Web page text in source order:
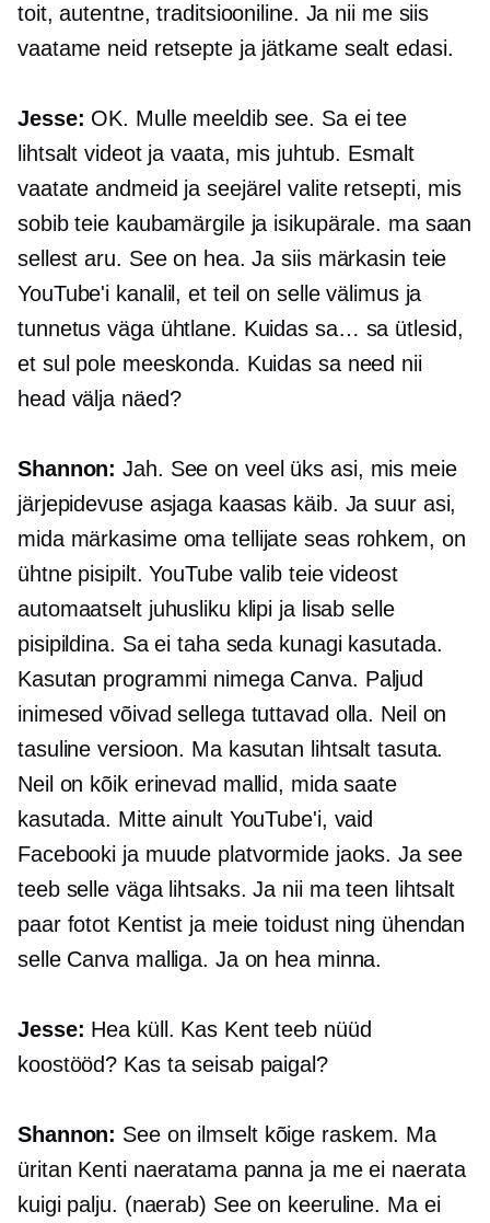
toit, autentne, traditsiooniline. Ja nii me siis
vaatame neid retsepte ja jätkame sealt edasi.
Jesse: OK. Mulle meeldib see. Sa ei tee
lihtsalt videot ja vaata, mis juhtub. Esmalt
vaatate andmeid ja seejärel valite retsepti, mis
sobib teie kaubamärgile ja isikupärale. ma saan
sellest aru. See on hea. Ja siis märkasin teie
YouTube'i kanalil, et teil on selle välimus ja
tunnetus väga ühtlane. Kuidas sa… sa ütlesid,
et sul pole meeskonda. Kuidas sa need nii
head välja näed?
Shannon: Jah. See on veel üks asi, mis meie
järjepidevuse asjaga kaasas käib. Ja suur asi,
mida märkasime oma tellijate seas rohkem, on
ühtne pisipilt. YouTube valib teie videost
automaatselt juhusliku klipi ja lisab selle
pisipildina. Sa ei taha seda kunagi kasutada.
Kasutan programmi nimega Canva. Paljud
inimesed võivad sellega tuttavad olla. Neil on
tasuline versioon. Ma kasutan lihtsalt tasuta.
Neil on kõik erinevad mallid, mida saate
kasutada. Mitte ainult YouTube'i, vaid
Facebooki ja muude platvormide jaoks. Ja see
teeb selle väga lihtsaks. Ja nii ma teen lihtsalt
paar fotot Kentist ja meie toidust ning ühendan
selle Canva malliga. Ja on hea minna.
Jesse: Hea küll. Kas Kent teeb nüüd
koostööd? Kas ta seisab paigal?
Shannon: See on ilmselt kõige raskem. Ma
üritan Kenti naeratama panna ja me ei naerata
kuigi palju. (naerab) See on keeruline. Ma ei